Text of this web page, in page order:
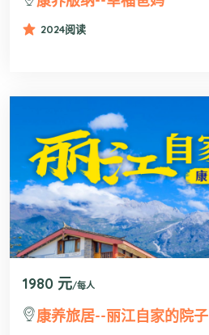
2024阅读
1980 元/每人
康养旅居--丽江自家的院子